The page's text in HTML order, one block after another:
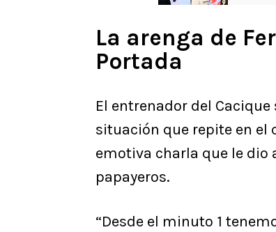
La arenga de
Portada
El entrenador del
situación que repite en el
emotiva charla que le dio
papayeros.
“Desde el minuto 1